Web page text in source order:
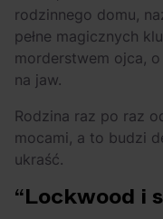
rodzinnego domu,
pełne magicznych
morderstwem ojca,
na jaw.
Rodzina raz po raz
mocami, a to budzi
ukraść.
“Lockwood i